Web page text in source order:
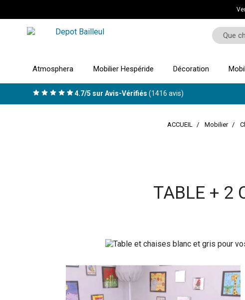
Atmosphera Mobilier Hespéride Décoration
4.7/5 sur Avis-Vérifiés (1416 avis)
ACCUEIL Mobilier
TABLE + 2